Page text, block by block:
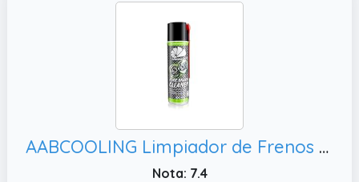
AABCOOLING Limpiador de Frenos 500ml Spray – Elimina Aceite, Tambores y Pastillas – Desengrasante de Motor y Caja
Nota: 7.4